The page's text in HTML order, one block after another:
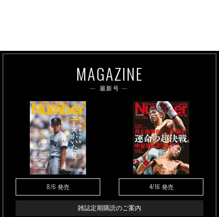
MAGAZINE
最新号
8/6 発売 4/16 発売
雑誌定期購読のご案内